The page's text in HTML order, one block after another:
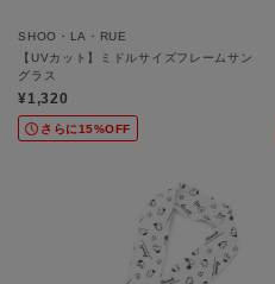
SHOO・LA・RUE
【UVカット】ミドルサイズフレームサン
グラス
¥1,320
さらに15%OFF